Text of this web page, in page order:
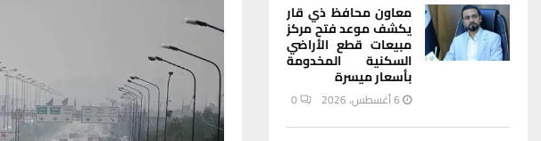
معاون محافظ ذي قار
يكشف موعد فتح مركز
مبيعات قطع الأراضي
السكنية المخدومة
بأسعار ميسرة
6 أغسطس، 2026 0